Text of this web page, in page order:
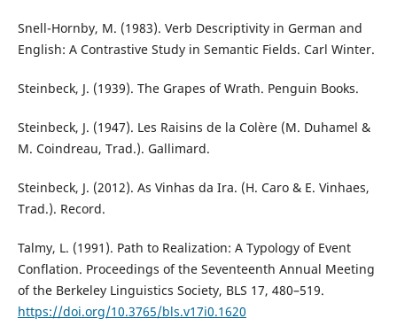
Snell-Hornby, M. (1983). Verb Descriptivity in German and
English: A Contrastive Study in Semantic Fields. Carl Winter.
Steinbeck, J. (1939). The Grapes of Wrath. Penguin Books.
Steinbeck, J. (1947). Les Raisins de la Colère (M. Duhamel &
M. Coindreau, Trad.). Gallimard.
Steinbeck, J. (2012). As Vinhas da Ira. (H. Caro & E. Vinhaes,
Trad.). Record.
Talmy, L. (1991). Path to Realization: A Typology of Event
Conflation. Proceedings of the Seventeenth Annual Meeting
of the Berkeley Linguistics Society, BLS 17, 480–519.
https://doi.org/10.3765/bls.v17i0.1620